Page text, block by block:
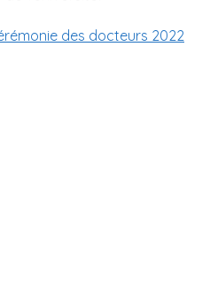
des docteurs 2022